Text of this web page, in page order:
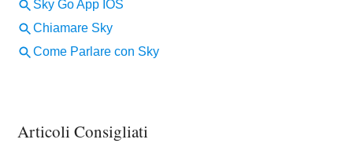
Articoli Consigliati